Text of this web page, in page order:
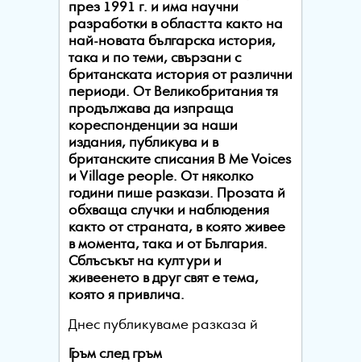
през 1991 г. и има научни
разработки в областта както на
най-новата българска история,
така и по теми, свързани с
британската история от различни
периоди. От Великобритания тя
продължава да изпраща
кореспонденции за наши
издания, публикува и в
британските списания B Me Voices
и Village people. От няколко
години пише разкази. Прозата й
обхваща случки и наблюдения
както от страната, в която живее
в момента, така и от България.
Сблъсъкът на култури и
живеенето в друг свят е тема,
която я привлича.
Днес публикуваме разказа й
Гръм след гръм